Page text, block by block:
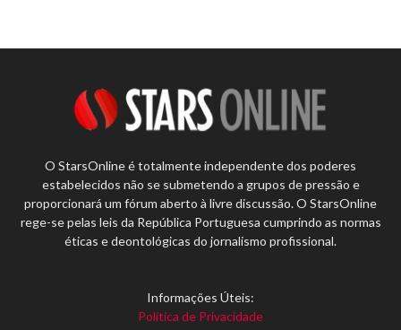
O StarsOnline é totalmente independente dos poderes
estabelecidos não se submetendo a grupos de pressão e
proporcionará um fórum aberto à livre discussão. O StarsOnline
rege-se pelas leis da República Portuguesa cumprindo as normas
éticas e deontológicas do jornalismo profissional.
Informações Úteis:
Política de Privacidade